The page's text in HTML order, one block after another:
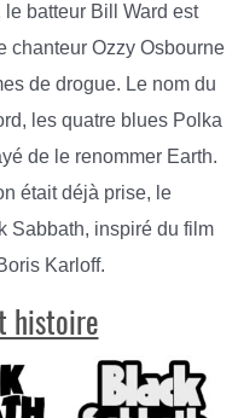
batteur Bill Ward est
chanteur Ozzy Osbourne
de drogue. Le nom du
les quatre blues Polka
de le renommer Earth.
était déjà prise, le
Sabbath, inspiré du film
Karloff.
histoire